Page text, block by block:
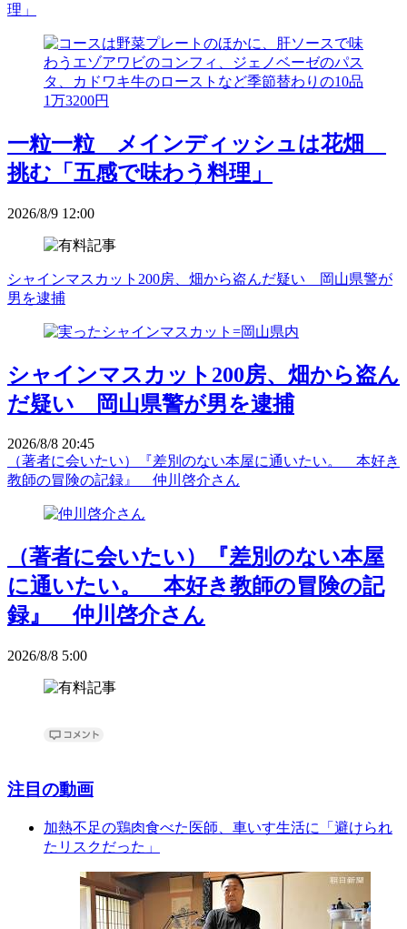
理」
一粒一粒 メインディッシュは花畑
挑む「五感で味わう料理」
2026/8/9 12:00
シャインマスカット200房、畑から盗んだ疑い 岡山県警が
男を逮捕
シャインマスカット200房、畑から盗ん
だ疑い 岡山県警が男を逮捕
2026/8/8 20:45
（著者に会いたい）『差別のない本屋に通いたい。 本好き
教師の冒険の記録』 仲川啓介さん
（著者に会いたい）『差別のない本屋
に通いたい。 本好き教師の冒険の記
録』 仲川啓介さん
2026/8/8 5:00
注目の動画
加熱不足の鶏肉食べた医師、車いす生活に「避けられ
たリスクだった」